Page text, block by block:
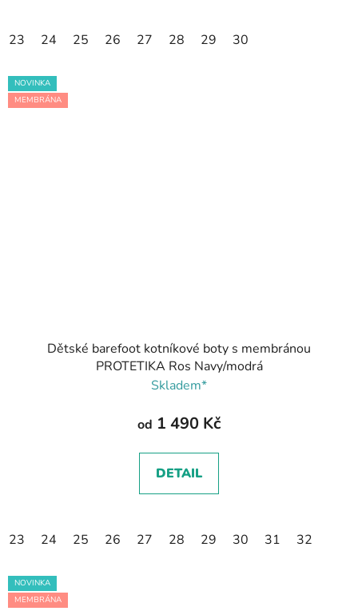
23 24 25 26 27 28 29 30
NOVINKA
MEMBRÁNA
Dětské barefoot kotníkové boty s membránou
PROTETIKA Ros Navy/modrá
Skladem*
od 1 490 Kč
DETAIL
23 24 25 26 27 28 29 30 31 32
NOVINKA
MEMBRÁNA